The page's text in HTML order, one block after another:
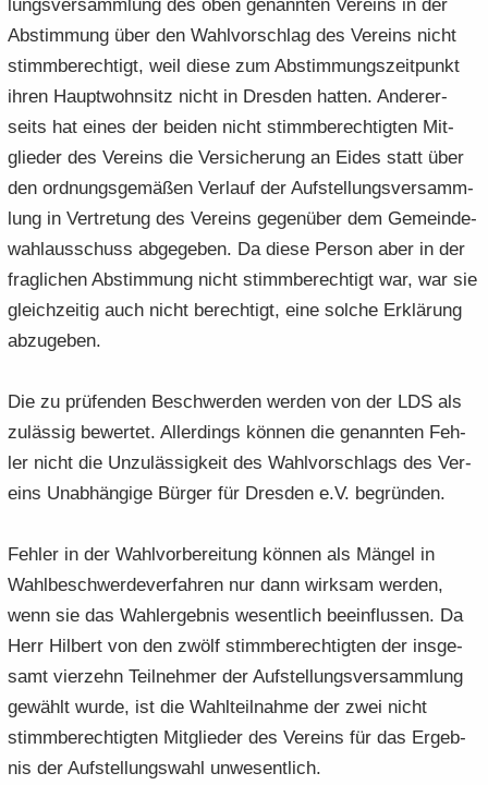
lungs­ver­samm­lung des oben ge­nann­ten Ver­eins in der
Ab­stim­mung über den Wahl­vor­schlag des Ver­eins nicht
stimm­be­rech­tigt, weil diese zum Ab­stim­mungs­zeit­punkt
ihren Haupt­wohn­sitz nicht in Dres­den hat­ten. An­de­rer­
seits hat eines der bei­den nicht stimm­be­rech­tig­ten Mit­
glie­der des Ver­eins die Ver­si­che­rung an Eides statt über
den ord­nungs­ge­mä­ßen Ver­lauf der Auf­stel­lungs­ver­samm­
lung in Ver­tre­tung des Ver­eins ge­gen­über dem Ge­mein­de­
wahl­aus­schuss ab­ge­ge­ben. Da diese Per­son aber in der
frag­li­chen Ab­stim­mung nicht stimm­be­rech­tigt war, war sie
gleich­zei­tig auch nicht be­rech­tigt, eine sol­che Er­klä­rung
ab­zu­ge­ben.
Die zu prü­fen­den Be­schwer­den wer­den von der LDS als
zu­läs­sig be­wer­tet. Al­ler­dings kön­nen die ge­nann­ten Feh­
ler nicht die Un­zu­läs­sig­keit des Wahl­vor­schlags des Ver­
eins Un­ab­hän­gi­ge Bür­ger für Dres­den e.V. be­grün­den.
Feh­ler in der Wahl­vor­be­rei­tung kön­nen als Män­gel in
Wahl­be­schwer­de­ver­fah­ren nur dann wirk­sam wer­den,
wenn sie das Wahl­er­geb­nis we­sent­lich be­ein­flus­sen. Da
Herr Hil­bert von den zwölf stimm­be­rech­tig­ten der ins­ge­
samt vier­zehn Teil­neh­mer der Auf­stel­lungs­ver­samm­lung
ge­wählt wurde, ist die Wahl­teil­nah­me der zwei nicht
stimm­be­rech­tig­ten Mit­glie­der des Ver­eins für das Er­geb­
nis der Auf­stel­lungs­wahl un­we­sent­lich.